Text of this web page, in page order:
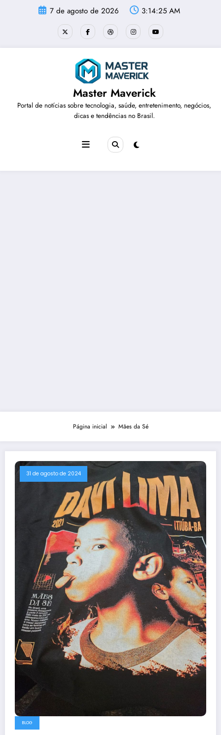
7 de agosto de 2026 3:14:26 AM
Master Maverick
Portal de notícias sobre tecnologia, saúde, entretenimento, negócios,
dicas e tendências no Brasil.
Página inicial Mães da Sé
31 de agosto de 2024
BLOG